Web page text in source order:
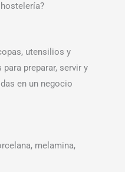
utensilios y
preparar, servir y
en un negocio
melamina,